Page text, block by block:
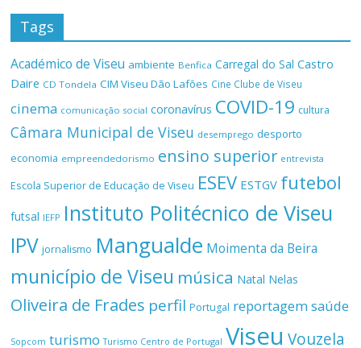
Tags
Académico de Viseu ambiente Benfica Carregal do Sal Castro
Daire CD Tondela CIM Viseu Dão Lafões Cine Clube de Viseu
cinema comunicação social coronavírus COVID-19 cultura
Câmara Municipal de Viseu desemprego desporto
economia empreendedorismo ensino superior entrevista
Escola Superior de Educação de Viseu ESEV ESTGV futebol
futsal IEFP Instituto Politécnico de Viseu
IPV jornalismo Mangualde Moimenta da Beira
município de Viseu música Natal Nelas
Oliveira de Frades perfil Portugal reportagemsaúde
Sopcom turismo Turismo Centro de Portugal Viseu Vouzela